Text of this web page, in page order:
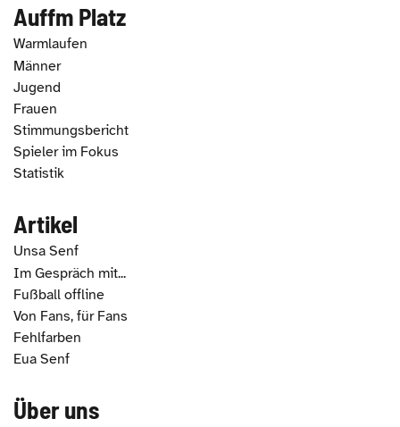
Auffm Platz
Warmlaufen
Männer
Jugend
Frauen
Stimmungsbericht
Spieler im Fokus
Statistik
Artikel
Unsa Senf
Im Gespräch mit...
Fußball offline
Von Fans, für Fans
Fehlfarben
Eua Senf
Über uns